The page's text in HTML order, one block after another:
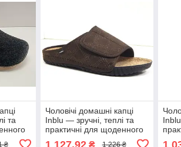
та
₴
Чоловічі домашні капці
Inblu — зручні, теплі та
практичні для щоденного
1 127,92₴ 1 226 ₴ 1